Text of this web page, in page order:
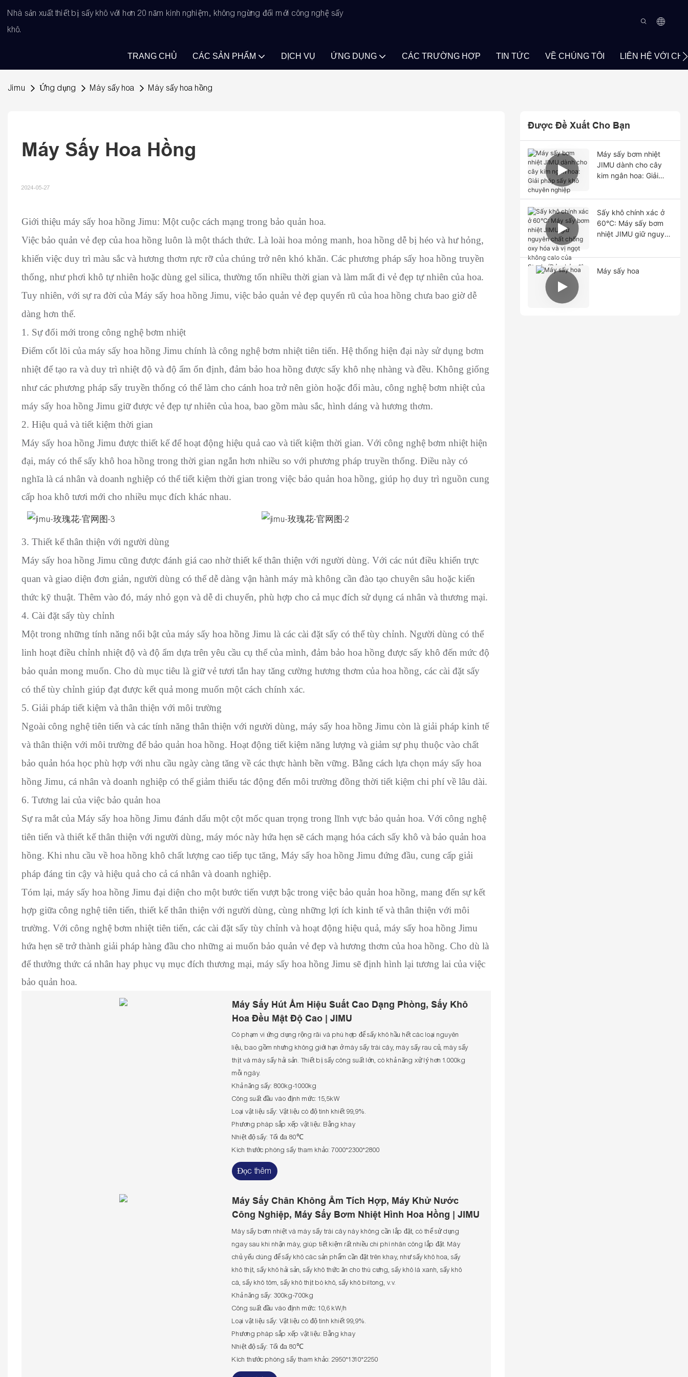
Nhà sản xuất thiết bị sấy khô với hơn 20 năm kinh nghiệm, không ngừng đổi mới công nghệ sấy
khô.
TRANG CHỦ CÁC SẢN PHẨM DỊCH VỤ ỨNG DỤNG CÁC TRƯỜNG HỢP TIN TỨC VỀ CHÚNG TÔI LIÊN HỆ VỚI
Jimu Ứng dụng Máy sấy hoa Máy sấy hoa hồng
Máy Sấy Hoa Hồng
2024-05-27
Giới thiệu máy sấy hoa hồng Jimu: Một cuộc cách mạng trong bảo quản hoa.
Việc bảo quản vẻ đẹp của hoa hồng luôn là một thách thức. Là loài hoa mỏng manh, hoa hồng dễ bị héo và hư hỏng,
khiến việc duy trì màu sắc và hương thơm rực rỡ của chúng trở nên khó khăn. Các phương pháp sấy hoa hồng truyền
thống, như phơi khô tự nhiên hoặc dùng gel silica, thường tốn nhiều thời gian và làm mất đi vẻ đẹp tự nhiên của hoa.
Tuy nhiên, với sự ra đời của Máy sấy hoa hồng Jimu, việc bảo quản vẻ đẹp quyến rũ của hoa hồng chưa bao giờ dễ
dàng hơn thế.
1. Sự đổi mới trong công nghệ bơm nhiệt
Điểm cốt lõi của máy sấy hoa hồng Jimu chính là công nghệ bơm nhiệt tiên tiến. Hệ thống hiện đại này sử dụng bơm
nhiệt để tạo ra và duy trì nhiệt độ và độ ẩm ổn định, đảm bảo hoa hồng được sấy khô nhẹ nhàng và đều. Không giống
như các phương pháp sấy truyền thống có thể làm cho cánh hoa trở nên giòn hoặc đổi màu, công nghệ bơm nhiệt của
máy sấy hoa hồng Jimu giữ được vẻ đẹp tự nhiên của hoa, bao gồm màu sắc, hình dáng và hương thơm.
2. Hiệu quả và tiết kiệm thời gian
Máy sấy hoa hồng Jimu được thiết kế để hoạt động hiệu quả cao và tiết kiệm thời gian. Với công nghệ bơm nhiệt hiện
đại, máy có thể sấy khô hoa hồng trong thời gian ngắn hơn nhiều so với phương pháp truyền thống. Điều này có
nghĩa là cá nhân và doanh nghiệp có thể tiết kiệm thời gian trong việc bảo quản hoa hồng, giúp họ duy trì nguồn cung
cấp hoa khô tươi mới cho nhiều mục đích khác nhau.
3. Thiết kế thân thiện với người dùng
Máy sấy hoa hồng Jimu cũng được đánh giá cao nhờ thiết kế thân thiện với người dùng. Với các nút điều khiển trực
quan và giao diện đơn giản, người dùng có thể dễ dàng vận hành máy mà không cần đào tạo chuyên sâu hoặc kiến ​​
thức kỹ thuật. Thêm vào đó, máy nhỏ gọn và dễ di chuyển, phù hợp cho cả mục đích sử dụng cá nhân và thương mại.
4. Cài đặt sấy tùy chỉnh
Một trong những tính năng nổi bật của máy sấy hoa hồng Jimu là các cài đặt sấy có thể tùy chỉnh. Người dùng có thể
linh hoạt điều chỉnh nhiệt độ và độ ẩm dựa trên yêu cầu cụ thể của mình, đảm bảo hoa hồng được sấy khô đến mức độ
bảo quản mong muốn. Cho dù mục tiêu là giữ vẻ tươi tắn hay tăng cường hương thơm của hoa hồng, các cài đặt sấy
có thể tùy chỉnh giúp đạt được kết quả mong muốn một cách chính xác.
5. Giải pháp tiết kiệm và thân thiện với môi trường
Ngoài công nghệ tiên tiến và các tính năng thân thiện với người dùng, máy sấy hoa hồng Jimu còn là giải pháp kinh tế
và thân thiện với môi trường để bảo quản hoa hồng. Hoạt động tiết kiệm năng lượng và giảm sự phụ thuộc vào chất
bảo quản hóa học phù hợp với nhu cầu ngày càng tăng về các thực hành bền vững. Bằng cách lựa chọn máy sấy hoa
hồng Jimu, cá nhân và doanh nghiệp có thể giảm thiểu tác động đến môi trường đồng thời tiết kiệm chi phí về lâu dài.
6. Tương lai của việc bảo quản hoa
Sự ra mắt của Máy sấy hoa hồng Jimu đánh dấu một cột mốc quan trọng trong lĩnh vực bảo quản hoa. Với công nghệ
tiên tiến và thiết kế thân thiện với người dùng, máy móc này hứa hẹn sẽ cách mạng hóa cách sấy khô và bảo quản hoa
hồng. Khi nhu cầu về hoa hồng khô chất lượng cao tiếp tục tăng, Máy sấy hoa hồng Jimu đứng đầu, cung cấp giải
pháp đáng tin cậy và hiệu quả cho cả cá nhân và doanh nghiệp.
Tóm lại, máy sấy hoa hồng Jimu đại diện cho một bước tiến vượt bậc trong việc bảo quản hoa hồng, mang đến sự kết
hợp giữa công nghệ tiên tiến, thiết kế thân thiện với người dùng, cùng những lợi ích kinh tế và thân thiện với môi
trường. Với công nghệ bơm nhiệt tiên tiến, các cài đặt sấy tùy chỉnh và hoạt động hiệu quả, máy sấy hoa hồng Jimu
hứa hẹn sẽ trở thành giải pháp hàng đầu cho những ai muốn bảo quản vẻ đẹp và hương thơm của hoa hồng. Cho dù là
để thưởng thức cá nhân hay phục vụ mục đích thương mại, máy sấy hoa hồng Jimu sẽ định hình lại tương lai của việc
bảo quản hoa.
Máy Sấy Hút Ẩm Hiệu Suất Cao Dạng Phòng, Sấy Khô
Hoa Đều Mật Độ Cao | JIMU
Có phạm vi ứng dụng rộng rãi và phù hợp để sấy khô hầu hết các loại nguyên
liệu, bao gồm nhưng không giới hạn ở máy sấy trái cây, máy sấy rau củ, máy sấy
thịt và máy sấy hải sản. Thiết bị sấy công suất lớn, có khả năng xử lý hơn 1.000kg
mỗi ngày.
Khả năng sấy: 800kg-1000kg
Công suất đầu vào định mức: 15,5kW
Loại vật liệu sấy: Vật liệu có độ tinh khiết 99,9%.
Phương pháp sắp xếp vật liệu: Bằng khay
Nhiệt độ sấy: Tối đa 80℃
Kích thước phòng sấy tham khảo: 7000*2300*2800
Đọc thêm
Máy Sấy Chân Không Âm Tích Hợp, Máy Khử Nước
Công Nghiệp, Máy Sấy Bơm Nhiệt Hình Hoa Hồng | JIMU
Máy sấy bơm nhiệt và máy sấy trái cây này không cần lắp đặt, có thể sử dụng
ngay sau khi nhận máy, giúp tiết kiệm rất nhiều chi phí nhân công lắp đặt. Máy
chủ yếu dùng để sấy khô các sản phẩm cần đặt trên khay, như sấy khô hoa, sấy
khô thịt, sấy khô hải sản, sấy khô thức ăn cho thú cưng, sấy khô lá xanh, sấy khô
cá, sấy khô tôm, sấy khô thịt bò khô, sấy khô biltong, v.v.
Khả năng sấy: 300kg-700kg
Công suất đầu vào định mức: 10,6 kW/h
Loại vật liệu sấy: Vật liệu có độ tinh khiết 99,9%.
Phương pháp sắp xếp vật liệu: Bằng khay
Nhiệt độ sấy: Tối đa 80℃
Kích thước phòng sấy tham khảo: 2950*1310*2250
Được Đề Xuất Cho Bạn
Máy sấy bơm nhiệt
JIMU dành cho cây
kim ngân hoa: Giải
nghiệp
Sấy khô chính xác ở
60°C: Máy sấy bơm
nhiệt JIMU giữ nguyên
và vị ngọt không calo
của Stevia (Đảm bảo
độ ẩm 10%!)
Máy sấy hoa